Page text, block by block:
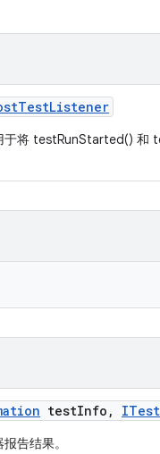
TestListener
于将 testRunStarted() 和
testInfo , ITest
告结果。